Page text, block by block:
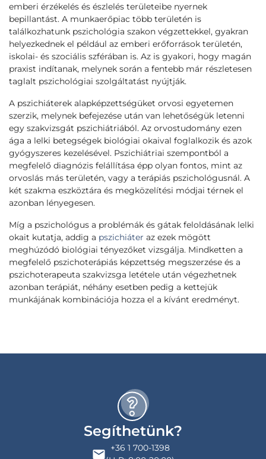
emberi érzékelés és észlelés területeibe nyernek
bepillantást. A munkaerőpiac több területén is
találkozhatunk pszichológia szakon végzettekkel, gyakran
helyezkednek el például az emberi erőforrások területén,
iskolai- és szociális szférában is. Az is gyakori, hogy magán
praxist indítanak, melynek során a fentebb már részletesen
taglalt pszichológiai szolgáltatást nyújtják.
A pszichiáterek alapképzettségüket orvosi egyetemen
szerzik, melynek befejezése után van lehetőségük letenni
egy szakvizsgát pszichiátriából. Az orvostudomány ezen
ága a lelki betegségek biológiai okaival foglalkozik és azok
gyógyszeres kezelésével. Pszichiátriai szempontból a
megfelelő diagnózis felállítása épp olyan fontos, mint az
orvoslás más területén, vagy a terápiás pszichológusnál. A
két szakma eszköztára és megközelítési módjai térnek el
azonban lényegesen.
Míg a pszichológus a problémák és gátak feloldásának lelki
okait kutatja, addig a pszichiáter az ezek mögött
meghúzódó biológiai tényezőket vizsgálja. Mindketten a
megfelelő pszichoterápiás képzettség megszerzése és a
pszichoterapeuta szakvizsga letétele után végezhetnek
azonban terápiát, néhány esetben pedig a kettejük
munkájának kombinációja hozza el a kívánt eredményt.
Segíthetünk?
+36 1 700-1398